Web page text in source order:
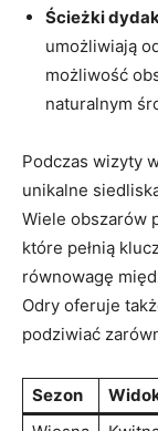
Ścieżki
umożliwiają
⁤możliwość
naturalnym
Podczas wizyty
unikalne
Wiele obszarów
⁤które pełnią
równowagę
Odry oferuje
podziwiać
Sezon